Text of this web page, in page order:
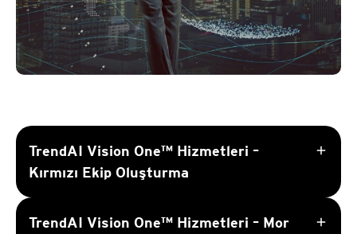
TrendAI Vision One™ Hizmetleri –
Kırmızı Ekip Oluşturma
add
TrendAI Vision One™ Hizmetleri – Mor
add